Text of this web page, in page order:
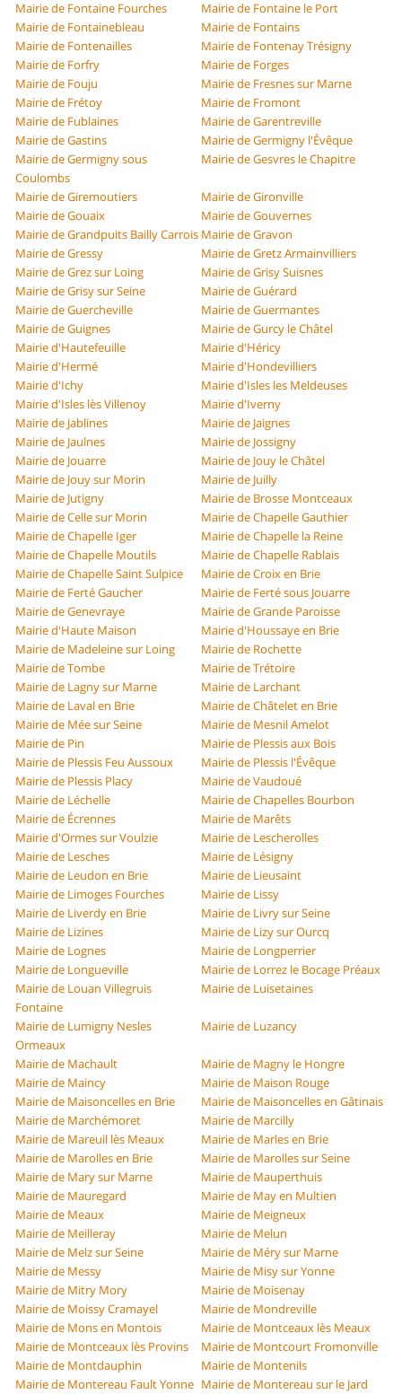
Mairie de Fontaine Fourches
Mairie de Fontaine le Port
Mairie de Fontainebleau
Mairie de Fontains
Mairie de Fontenailles
Mairie de Fontenay Trésigny
Mairie de Forfry
Mairie de Forges
Mairie de Fouju
Mairie de Fresnes sur Marne
Mairie de Frétoy
Mairie de Fromont
Mairie de Fublaines
Mairie de Garentreville
Mairie de Gastins
Mairie de Germigny l'Évêque
Mairie de Germigny sous
Coulombs
Mairie de Gesvres le Chapitre
Mairie de Giremoutiers
Mairie de Gironville
Mairie de Gouaix
Mairie de Gouvernes
Mairie de Grandpuits Bailly Carrois Mairie de Gravon
Mairie de Gressy
Mairie de Gretz Armainvilliers
Mairie de Grez sur Loing
Mairie de Grisy Suisnes
Mairie de Grisy sur Seine
Mairie de Guérard
Mairie de Guercheville
Mairie de Guermantes
Mairie de Guignes
Mairie de Gurcy le Châtel
Mairie d'Hautefeuille
Mairie d'Héricy
Mairie d'Hermé
Mairie d'Hondevilliers
Mairie d'Ichy
Mairie d'Isles les Meldeuses
Mairie d'Isles lès Villenoy
Mairie d'Iverny
Mairie de Jablines
Mairie de Jaignes
Mairie de Jaulnes
Mairie de Jossigny
Mairie de Jouarre
Mairie de Jouy le Châtel
Mairie de Jouy sur Morin
Mairie de Juilly
Mairie de Jutigny
Mairie de Brosse Montceaux
Mairie de Celle sur Morin
Mairie de Chapelle Gauthier
Mairie de Chapelle Iger
Mairie de Chapelle la Reine
Mairie de Chapelle Moutils
Mairie de Chapelle Rablais
Mairie de Chapelle Saint Sulpice
Mairie de Croix en Brie
Mairie de Ferté Gaucher
Mairie de Ferté sous Jouarre
Mairie de Genevraye
Mairie de Grande Paroisse
Mairie d'Haute Maison
Mairie d'Houssaye en Brie
Mairie de Madeleine sur Loing
Mairie de Rochette
Mairie de Tombe
Mairie de Trétoire
Mairie de Lagny sur Marne
Mairie de Larchant
Mairie de Laval en Brie
Mairie de Châtelet en Brie
Mairie de Mée sur Seine
Mairie de Mesnil Amelot
Mairie de Pin
Mairie de Plessis aux Bois
Mairie de Plessis Feu Aussoux
Mairie de Plessis l'Évêque
Mairie de Plessis Placy
Mairie de Vaudoué
Mairie de Léchelle
Mairie de Chapelles Bourbon
Mairie de Écrennes
Mairie de Marêts
Mairie d'Ormes sur Voulzie
Mairie de Lescherolles
Mairie de Lesches
Mairie de Lésigny
Mairie de Leudon en Brie
Mairie de Lieusaint
Mairie de Limoges Fourches
Mairie de Lissy
Mairie de Liverdy en Brie
Mairie de Livry sur Seine
Mairie de Lizines
Mairie de Lizy sur Ourcq
Mairie de Lognes
Mairie de Longperrier
Mairie de Longueville
Mairie de Lorrez le Bocage Préaux
Mairie de Louan Villegruis
Fontaine
Mairie de Luisetaines
Mairie de Lumigny Nesles
Ormeaux
Mairie de Luzancy
Mairie de Machault
Mairie de Magny le Hongre
Mairie de Maincy
Mairie de Maison Rouge
Mairie de Maisoncelles en Brie
Mairie de Maisoncelles en Gâtinais
Mairie de Marchémoret
Mairie de Marcilly
Mairie de Mareuil lès Meaux
Mairie de Marles en Brie
Mairie de Marolles en Brie
Mairie de Marolles sur Seine
Mairie de Mary sur Marne
Mairie de Mauperthuis
Mairie de Mauregard
Mairie de May en Multien
Mairie de Meaux
Mairie de Meigneux
Mairie de Meilleray
Mairie de Melun
Mairie de Melz sur Seine
Mairie de Méry sur Marne
Mairie de Messy
Mairie de Misy sur Yonne
Mairie de Mitry Mory
Mairie de Moisenay
Mairie de Moissy Cramayel
Mairie de Mondreville
Mairie de Mons en Montois
Mairie de Montceaux lès Meaux
Mairie de Montceaux lès Provins
Mairie de Montcourt Fromonville
Mairie de Montdauphin
Mairie de Montenils
Mairie de Montereau Fault Yonne Mairie de Montereau sur le Jard